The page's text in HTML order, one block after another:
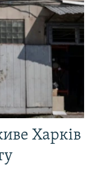
Харків